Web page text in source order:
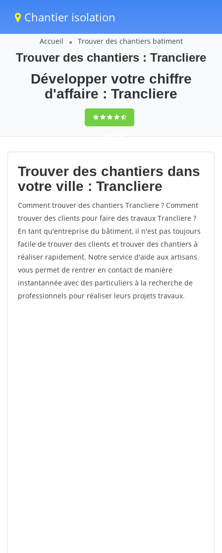
Chantier isolation
Accueil Trouver des chantiers batiment
Trouver des chantiers : Trancliere
Développer votre chiffre
d'affaire : Trancliere
9,5(100%)62
votes
Trouver des chantiers dans
votre ville : Trancliere
Comment trouver des chantiers Trancliere ? Comment
trouver des clients pour faire des travaux Trancliere ?
En tant qu'entreprise du bâtiment, il n'est pas toujours
facile de trouver des clients et trouver des chantiers à
réaliser rapidement. Notre service d'aide aux artisans
vous permet de rentrer en contact de manière
instantannée avec des particuliers à la recherche de
professionnels pour réaliser leurs projets travaux.